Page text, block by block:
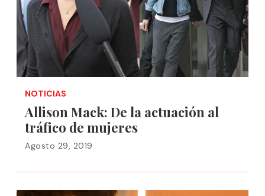
NOTICIAS
Allison Mack: De la actuación al
tráfico de mujeres
Agosto 29, 2019